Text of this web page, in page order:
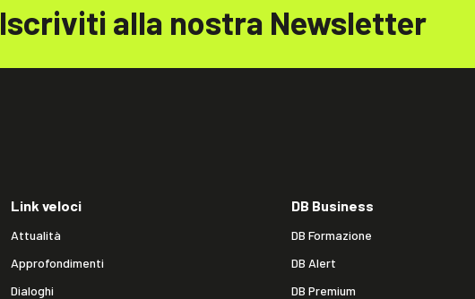
Iscriviti alla nostra Newsletter
Link veloci
Attualità
Approfondimenti
Dialoghi
DB Business
DB Formazione
DB Alert
DB Premium